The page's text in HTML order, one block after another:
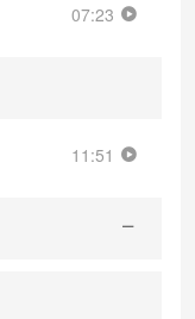
07:23
11:51